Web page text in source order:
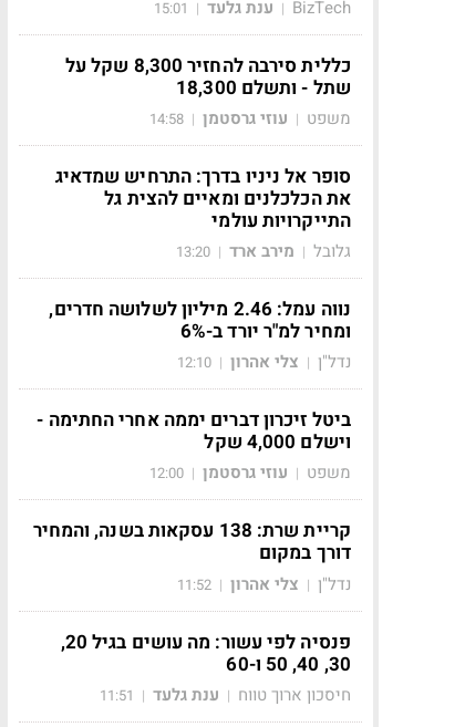
BizTech
| ענת גלעד |
15:01
כללית סירבה להחזיר 8,300 שקל על
שתל - ותשלם 18,300
משפט | עוזי גרסטמן |
14:58
סופר אל ניניו בדרך: התרחיש שמדאיג
את הכלכלנים ומאיים להצית גל
התייקרויות עולמי
גלובל | מירב ארד |
13:20
נווה עמל: 2.46 מיליון לשלושה חדרים,
ומחיר למ"ר יורד ב-6%
נדל"ן | צלי אהרון |
12:10
ביטל זיכרון דברים יממה אחרי החתימה -
וישלם 4,000 שקל
משפט | עוזי גרסטמן |
12:00
קריית שרת: 138 עסקאות בשנה, והמחיר
דורך במקום
נדל"ן | צלי אהרון |
11:52
פנסיה לפי עשור: מה עושים בגיל 20,
30, 40, 50 ו-60
חיסכון ארוך טווח | ענת גלעד |
11:51